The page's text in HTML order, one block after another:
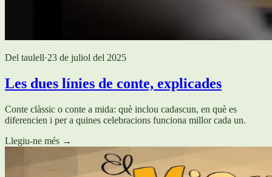
Del taulell·23 de juliol del 2025
Les dues línies de conte, explicades
Conte clàssic o conte a mida: què inclou cadascun, en què es
diferencien i per a quines celebracions funciona millor cada un.
Llegiu-ne més →